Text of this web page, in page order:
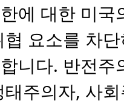
에 대한 미
협 요소를 차
니다. 반전
태주의자, 사